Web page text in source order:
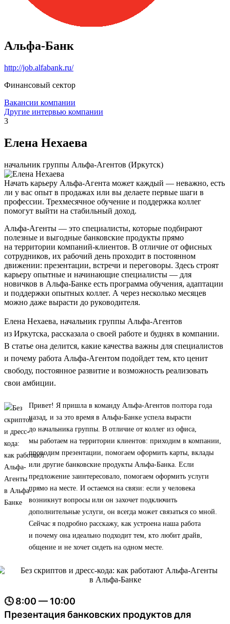
Альфа-Банк
http://job.alfabank.ru/
Финансовый сектор
Вакансии компании
Другие интервью компании
3
Елена Нехаева
начальник группы Альфа-Агентов (Иркутск)
Начать карьеру Альфа-Агента может каждый — неважно, есть
ли у вас опыт в продажах или вы делаете первые шаги в
профессии. Трехмесячное обучение и поддержка коллег
помогут выйти на стабильный доход.
Альфа-Агенты — это специалисты, которые подбирают
полезные и выгодные банковские продукты прямо
на территории компаний-клиентов. В отличие от офисных
сотрудников, их рабочий день проходит в постоянном
движении: презентации, встречи и переговоры. Здесь строят
карьеру опытные и начинающие специалисты — для
новичков в Альфа-Банке есть программа обучения, адаптации
и поддержки опытных коллег. А через несколько месяцев
можно даже вырасти до руководителя.
Елена Нехаева, начальник группы Альфа-Агентов
из Иркутска, рассказала о своей работе и буднях в компании.
В статье она делится, какие качества важны для специалистов
и почему работа Альфа-Агентом подойдет тем, кто ценит
свободу, постоянное развитие и возможность реализовать
свои амбиции.
Привет! Я пришла в команду Альфа-Агентов полтора года
назад, и за это время в Альфа-Банке успела вырасти
до начальника группы. В отличие от коллег из офиса,
мы работаем на территории клиентов: приходим в компании,
проводим презентации, помогаем оформить карты, вклады
или другие банковские продукты Альфа-Банка. Если
предложение заинтересовало, помогаем оформить услуги
прямо на месте. И остаемся на связи: если у человека
возникнут вопросы или он захочет подключить
дополнительные услуги, он всегда может связаться со мной.
Сейчас я подробно расскажу, как устроена наша работа
и почему она идеально подходит тем, кто любит драйв,
общение и не хочет сидеть на одном месте.
🕓 8:00 — 10:00
Презентация банковских продуктов для